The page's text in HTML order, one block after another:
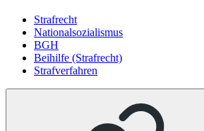
Strafrecht
Nationalsozialismus
BGH
Beihilfe (Strafrecht)
Strafverfahren